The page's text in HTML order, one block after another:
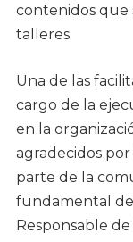
contenidos que
talleres.
Una de las
cargo de la
en la
agradecidos
parte de la
fundamental
Responsable